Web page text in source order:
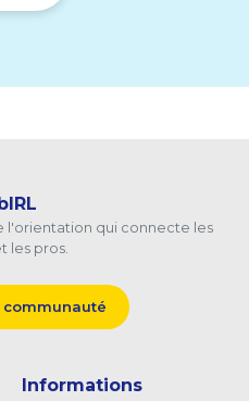
l'orientation qui connecte les
les pros.
Informations